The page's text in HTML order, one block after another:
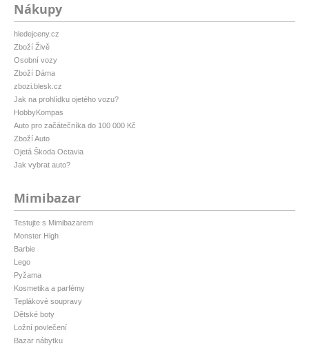
Nákupy
hledejceny.cz
Zboží Živě
Osobní vozy
Zboží Dáma
zbozi.blesk.cz
Jak na prohlídku ojetého vozu?
HobbyKompas
Auto pro začátečníka do 100 000 Kč
Zboží Auto
Ojetá Škoda Octavia
Jak vybrat auto?
Mimibazar
Testujte s Mimibazarem
Monster High
Barbie
Lego
Pyžama
Kosmetika a parfémy
Teplákové soupravy
Dětské boty
Ložní povlečení
Bazar nábytku